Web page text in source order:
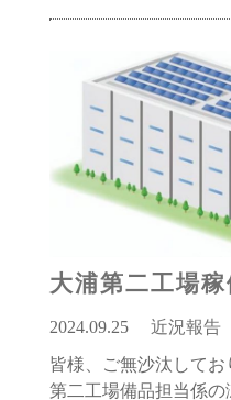
大浦第二工場
2024.09.25 近況報告
皆様、ご無沙汰して
第二工場備品担当係の